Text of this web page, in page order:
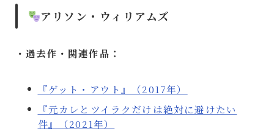
アリソン・ウィリアムズ
・過去作・関連作品：
『ゲット・アウト』（2017年）
『元カレとツイラクだけは絶対に避けたい
件』（2021年）